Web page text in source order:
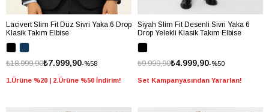
Lacivert Slim Fit Düz Sivri Yaka 6 Drop
Klasik Takım Elbise
%58
₺7.999,90
₺18.999,90
1.Ürüne %20 | 2.Ürüne %50 İndirim!
Siyah Slim Fit Desenli Sivri Yaka 6
Drop Yelekli Klasik Takım Elbise
%50
₺4.999,90
₺9.999,90
Set Kampanyasından Yararlan!